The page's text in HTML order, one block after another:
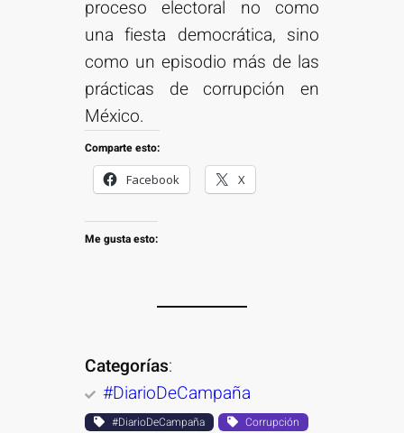
proceso electoral no como
una fiesta democrática, sino
como un episodio más de las
prácticas de corrupción en
México.
Comparte esto:
Facebook
X
Me gusta esto:
Categorías:
#DiarioDeCampaña
#DiarioDeCampaña
Corrupción